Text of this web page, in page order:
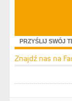
PRZYŚLIJ SWÓJ
Znajdź nas na